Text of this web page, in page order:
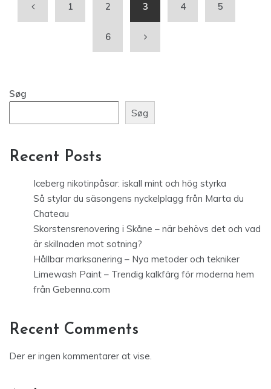
1 2 3 4 5
6
Søg
Søg
Recent Posts
Iceberg nikotinpåsar: iskall mint och hög styrka
Så stylar du säsongens nyckelplagg från Marta du
Chateau
Skorstensrenovering i Skåne – när behövs det och vad
är skillnaden mot sotning?
Hållbar marksanering – Nya metoder och tekniker
Limewash Paint – Trendig kalkfärg för moderna hem
från Gebenna.com
Recent Comments
Der er ingen kommentarer at vise.